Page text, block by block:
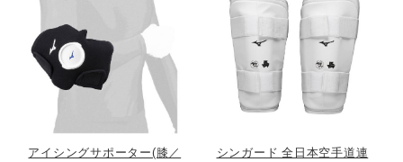
ソフトボール
柔道
ウィンタースポーツ
アイシングサポーター(膝／
シンガード 全日本空手道連